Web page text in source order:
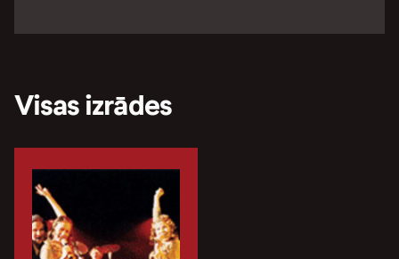
Visas izrādes